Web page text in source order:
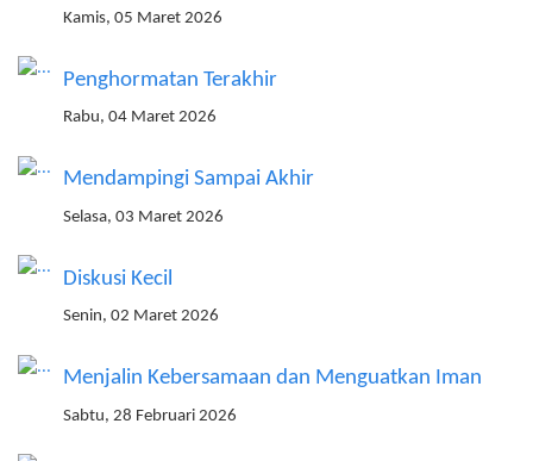
Kamis, 05 Maret 2026
Penghormatan Terakhir
Rabu, 04 Maret 2026
Mendampingi Sampai Akhir
Selasa, 03 Maret 2026
Diskusi Kecil
Senin, 02 Maret 2026
Menjalin Kebersamaan dan Menguatkan Iman
Sabtu, 28 Februari 2026